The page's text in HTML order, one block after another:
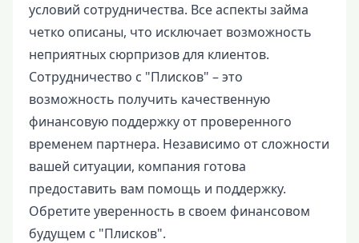
условий сотрудничества. Все аспекты займа
четко описаны, что исключает возможность
неприятных сюрпризов для клиентов.
Сотрудничество с "Плисков" – это
возможность получить качественную
финансовую поддержку от проверенного
временем партнера. Независимо от сложности
вашей ситуации, компания готова
предоставить вам помощь и поддержку.
Обретите уверенность в своем финансовом
будущем с "Плисков".